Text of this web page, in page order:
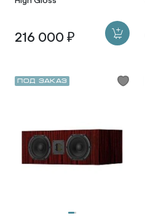
216 000 ₽
Под заказ